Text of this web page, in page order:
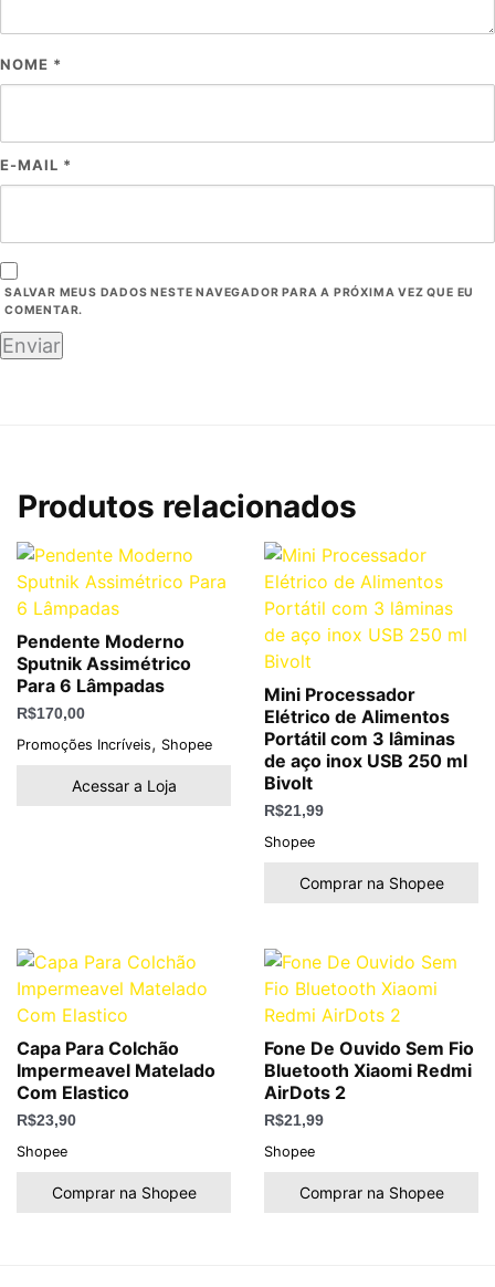
NOME *
E-MAIL *
SALVAR MEUS DADOS NESTE NAVEGADOR PARA A PRÓXIMA VEZ QUE EU
COMENTAR.
Produtos relacionados
Pendente Moderno
Sputnik Assimétrico
Para 6 Lâmpadas
R$170,00
Promoções Incríveis, Shopee
Acessar a Loja
Mini Processador
Elétrico de Alimentos
Portátil com 3 lâminas
de aço inox USB 250 ml
Bivolt
R$21,99
Shopee
Comprar na Shopee
Capa Para Colchão
Impermeavel Matelado
Com Elastico
R$23,90
Shopee
Comprar na Shopee
Fone De Ouvido Sem Fio
Bluetooth Xiaomi Redmi
AirDots 2
R$21,99
Shopee
Comprar na Shopee